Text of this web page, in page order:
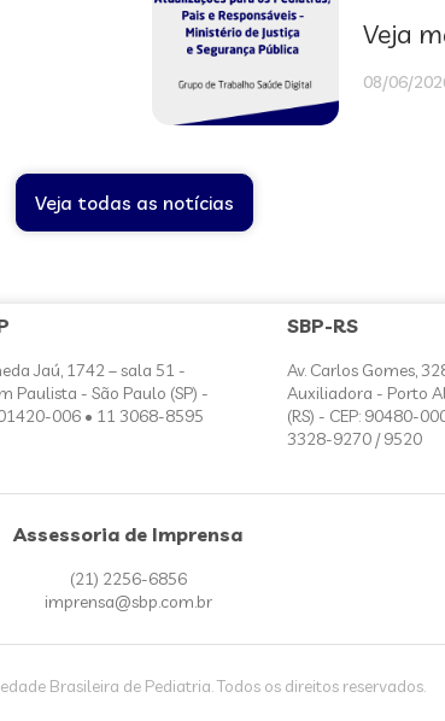
Veja
08/06/
Veja todas as notícias
Jaú, 1742 – sala 51 -
Paulista - São Paulo (SP) -
01420-006 • 11 3068-8595
SBP-RS
Av. Carlos Gomes,
Auxiliadora - Porto
(RS) - CEP: 90480-
3328-9270 / 9520
Assessoria de Imprensa
(21) 2256-6856
imprensa@sbp.com.br
Brasileira de Pediatria. Todos os direitos reservados.